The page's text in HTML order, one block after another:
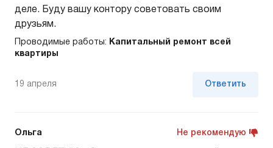
деле. Буду вашу контору советовать своим
друзьям.
Проводимые работы:
Капитальный ремонт всей
квартиры
19 апреля Ответить
Ольга Не рекомендую